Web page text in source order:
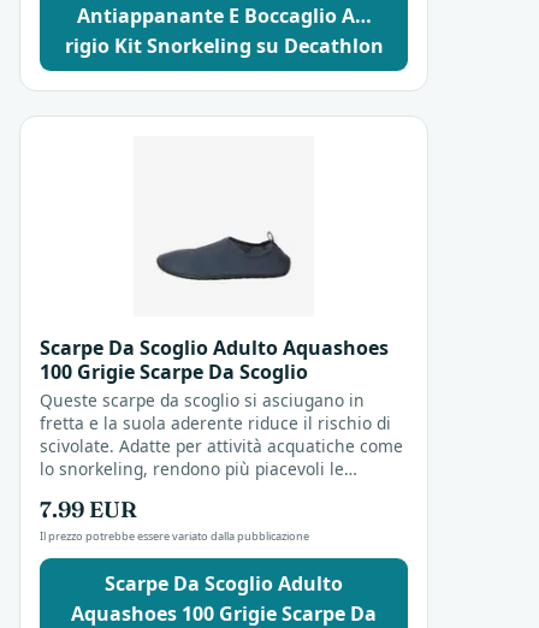
Antiappanante E Boccaglio A…
rigio Kit Snorkeling su Decathlon
Scarpe Da Scoglio Adulto Aquashoes
100 Grigie Scarpe Da Scoglio
Queste scarpe da scoglio si asciugano in
fretta e la suola aderente riduce il rischio di
scivolate. Adatte per attività acquatiche come
lo snorkeling, rendono più piacevoli le
7.99 EUR
Il prezzo potrebbe essere variato dalla pubblicazione
Scarpe Da Scoglio Adulto
Aquashoes 100 Grigie Scarpe Da